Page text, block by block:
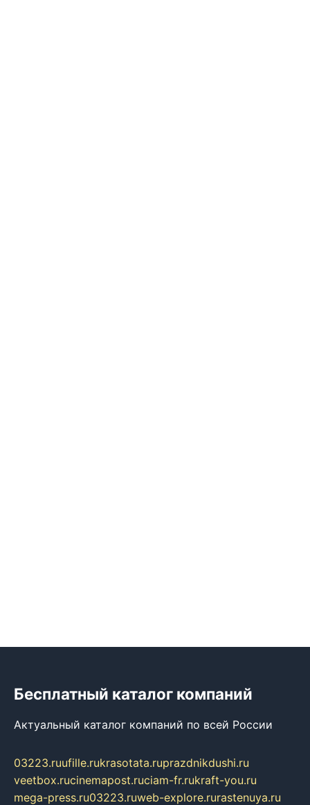
Бесплатный каталог компаний
Актуальный каталог компаний по всей России
03223.ruufille.rukrasotata.ruprazdnikdushi.ru
veetbox.rucinemapost.ruciam-fr.rukraft-you.ru
mega-press.ru03223.ruweb-explore.rurastenuya.ru